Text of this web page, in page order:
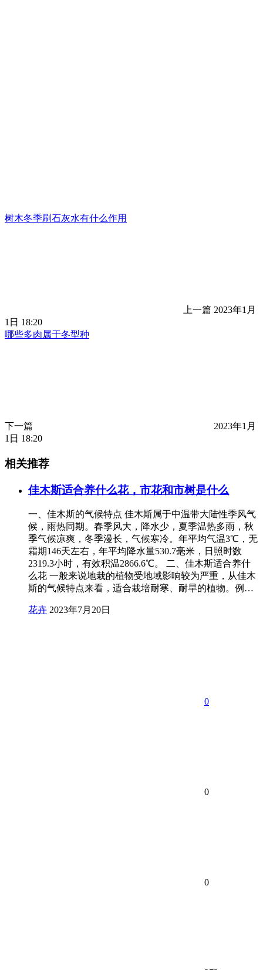
树木冬季刷石灰水有什么作用
上一篇 2023年1月
1日 18:20
哪些多肉属于冬型种
下一篇
2023年1月
1日 18:20
相关推荐
佳木斯适合养什么花，市花和市树是什么
一、佳木斯的气候特点 佳木斯属于中温带大陆性季风气
候，雨热同期。春季风大，降水少，夏季温热多雨，秋
季气候凉爽，冬季漫长，气候寒冷。年平均气温3℃，无
霜期146天左右，年平均降水量530.7毫米，日照时数
2319.3小时，有效积温2866.6℃。 二、佳木斯适合养什
么花 一般来说地栽的植物受地域影响较为严重，从佳木
斯的气候特点来看，适合栽培耐寒、耐旱的植物。例…
花卉 2023年7月20日
0
0
0